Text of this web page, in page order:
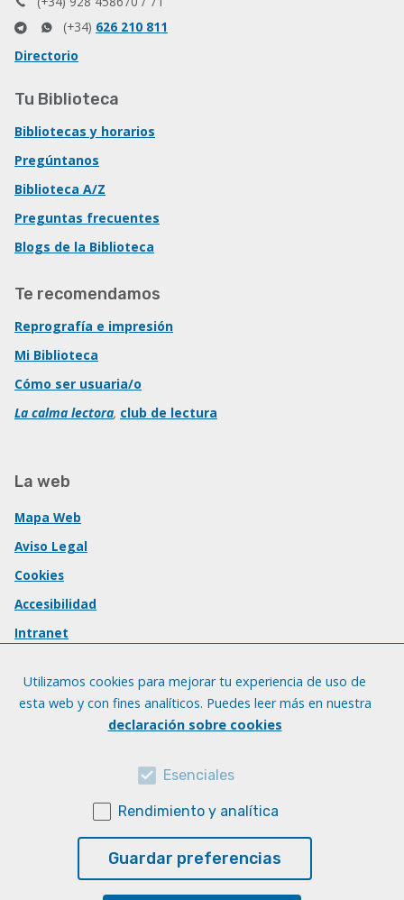
(+34) 626 210 811
Directorio
Tu Biblioteca
Bibliotecas y horarios
Pregúntanos
Biblioteca A/Z
Preguntas frecuentes
Blogs de la Biblioteca
Te recomendamos
Reprografía e impresión
Mi Biblioteca
Cómo ser usuaria/o
La calma lectora, club de lectura
La web
Mapa Web
Aviso Legal
Cookies
Accesibilidad
Intranet
Utilizamos cookies para mejorar tu experiencia de uso de
esta web y con fines analíticos. Puedes leer más en nuestra
declaración sobre cookies
Esenciales
Rendimiento y analítica
Guardar preferencias